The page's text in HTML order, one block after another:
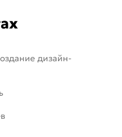
дизайн-